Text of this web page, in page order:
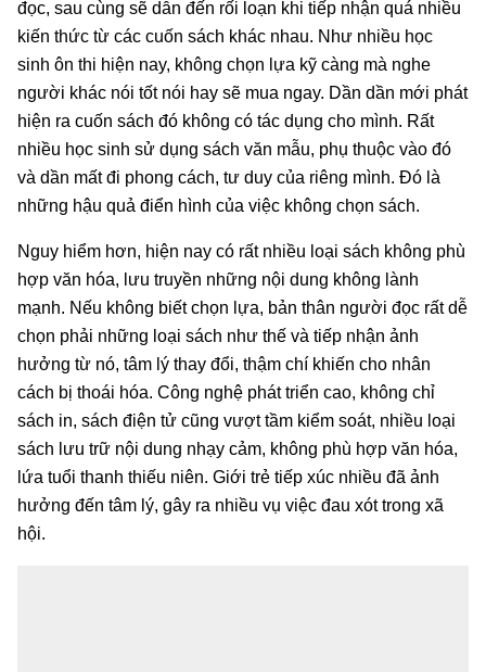
đọc, sau cùng sẽ dẫn đến rối loạn khi tiếp nhận quá nhiều
kiến thức từ các cuốn sách khác nhau. Như nhiều học
sinh ôn thi hiện nay, không chọn lựa kỹ càng mà nghe
người khác nói tốt nói hay sẽ mua ngay. Dần dần mới phát
hiện ra cuốn sách đó không có tác dụng cho mình. Rất
nhiều học sinh sử dụng sách văn mẫu, phụ thuộc vào đó
và dần mất đi phong cách, tư duy của riêng mình. Đó là
những hậu quả điển hình của việc không chọn sách.
Nguy hiểm hơn, hiện nay có rất nhiều loại sách không phù
hợp văn hóa, lưu truyền những nội dung không lành
mạnh. Nếu không biết chọn lựa, bản thân người đọc rất dễ
chọn phải những loại sách như thế và tiếp nhận ảnh
hưởng từ nó, tâm lý thay đổi, thậm chí khiến cho nhân
cách bị thoái hóa. Công nghệ phát triển cao, không chỉ
sách in, sách điện tử cũng vượt tầm kiểm soát, nhiều loại
sách lưu trữ nội dung nhạy cảm, không phù hợp văn hóa,
lứa tuổi thanh thiếu niên. Giới trẻ tiếp xúc nhiều đã ảnh
hưởng đến tâm lý, gây ra nhiều vụ việc đau xót trong xã
hội.